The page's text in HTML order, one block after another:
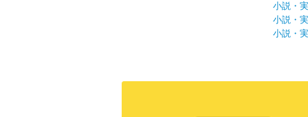
小説・
小説・
小説・